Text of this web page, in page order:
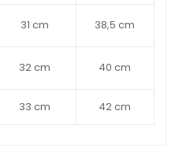
31 cm 38,5 cm
32 cm 40 cm
33 cm 42 cm